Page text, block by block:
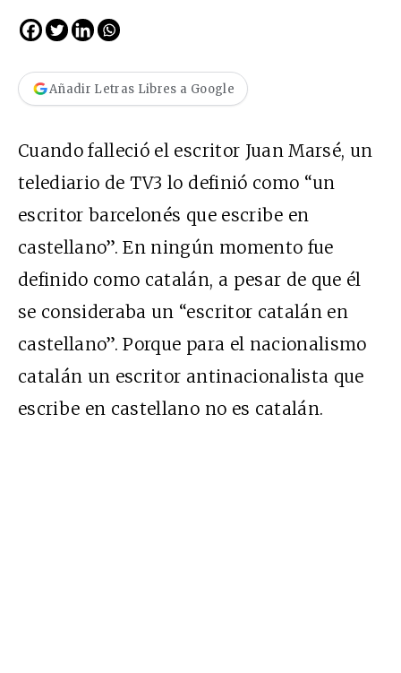
Añadir Letras Libres a Google
Cuando falleció el escritor Juan Marsé, un
telediario de TV3 lo definió como “un
escritor barcelonés que escribe en
castellano”. En ningún momento fue
definido como catalán, a pesar de que él
se consideraba un “escritor catalán en
castellano”. Porque para el nacionalismo
catalán un escritor antinacionalista que
escribe en castellano no es catalán.